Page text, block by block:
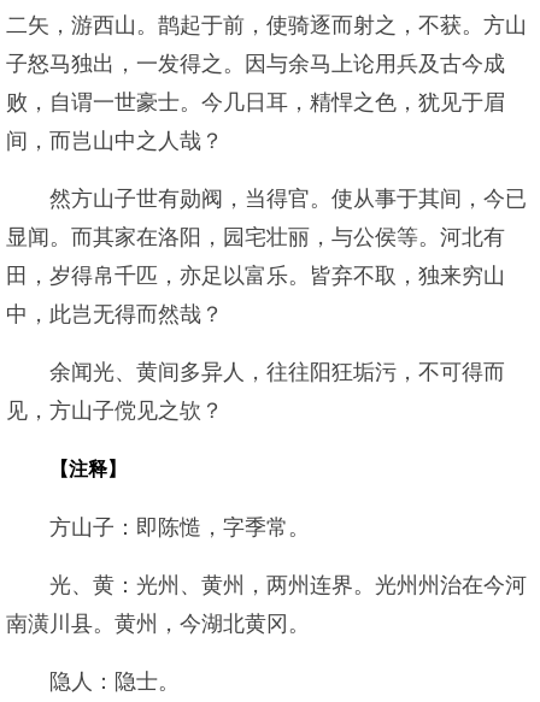
二矢，游西山。鹊起于前，使骑逐而射之，不获。方山
子怒马独出，一发得之。因与余马上论用兵及古今成
败，自谓一世豪士。今几日耳，精悍之色，犹见于眉
间，而岂山中之人哉？
然方山子世有勋阀，当得官。使从事于其间，今已
显闻。而其家在洛阳，园宅壮丽，与公侯等。河北有
田，岁得帛千匹，亦足以富乐。皆弃不取，独来穷山
中，此岂无得而然哉？
余闻光、黄间多异人，往往阳狂垢污，不可得而
见，方山子傥见之欤？
【注释】
方山子：即陈慥，字季常。
光、黄：光州、黄州，两州连界。光州州治在今河
南潢川县。黄州，今湖北黄冈。
隐人：隐士。